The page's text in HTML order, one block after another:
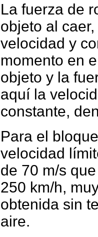
La fuerza de
objeto al
velocidad y
momento en
objeto y la
aquí la
constante,
Para el
velocidad
de 70 m/s
250 km/h,
obtenida sin
aire.